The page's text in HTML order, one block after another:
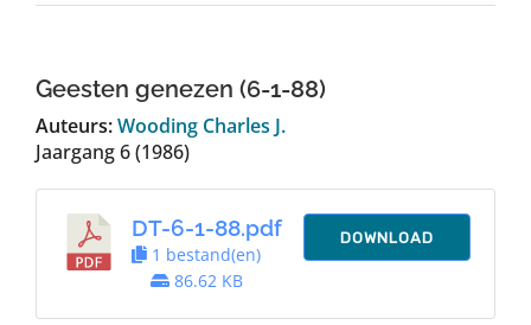
TDT Overzicht
Over Dth
Contact
Geesten genezen (6-1-88)
Auteurs:Wooding Charles J.
Jaargang 6 (1986)
DT-6-1-88.pdf
1 bestand(en)
86.62 KB
DOWNLOAD